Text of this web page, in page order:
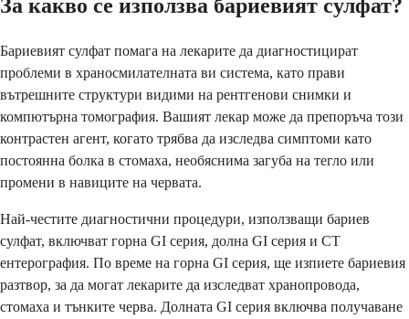
За какво се използва бариевият сулфат?
Бариевият сулфат помага на лекарите да диагностицират
проблеми в храносмилателната ви система, като прави
вътрешните структури видими на рентгенови снимки и
компютърна томография. Вашият лекар може да препоръча този
контрастен агент, когато трябва да изследва симптоми като
постоянна болка в стомаха, необяснима загуба на тегло или
промени в навиците на червата.
Най-честите диагностични процедури, използващи бариев
сулфат, включват горна GI серия, долна GI серия и CT
ентерография. По време на горна GI серия, ще изпиете бариевия
разтвор, за да могат лекарите да изследват хранопровода,
стомаха и тънките черва. Долната GI серия включва получаване